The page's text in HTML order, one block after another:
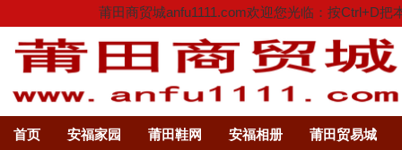
莆田商贸城anfu1111.com欢迎您光临：按Ctrl+D
首页 安福家园 莆田鞋网 安福相册 莆田贸易城